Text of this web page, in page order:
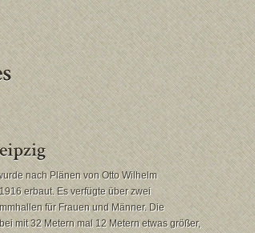
nach Plänen von Otto Wilhelm
erbaut. Es verfügte über zwei
für Frauen und Männer. Die
mit 32 Metern mal 12 Metern etwas größer,